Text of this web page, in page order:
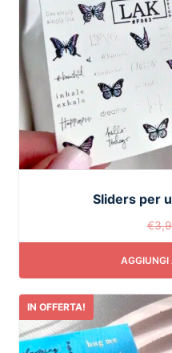
Sliders per
€
AGGIUNGI
IN OFFERTA!